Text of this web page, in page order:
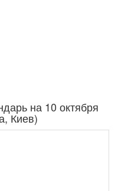
на 10 октября
Киев)